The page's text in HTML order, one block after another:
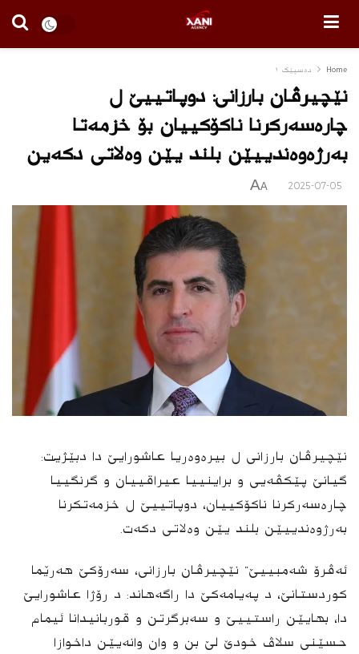
Home دەسپێک ١
نێچیرڤان بارزانى: دوپاتییێ ل
چارەسەرکرنا ناکۆکییان بۆ خزمەتا
بەرژەوەندییێن بلند یێن وەلاتی دکەین
2025-07-05
A
A
نێچیرڤان بارزانی ل بیرەوەریا عاشورایێ دا دبێژیت:
گیانێ پێکڤەیی و براینییا عیراقییان و گرنگییا
چارەسەرکرنا ناکۆکییان، دوپاتییێ ل خزمەتکرنا
بەرژوەندییێن بلند یێن وەلاتی دکەت.
ئەڤرۆ شەمبییێ” نێچیرڤان بارزانی، سەرۆکێ هەرێما
کوردستانێ، د پەیامەکێ دا راگەهاند: د رۆژا عاشورایێ
دا، بهایێن راستییێ و سەبرگرتن و قوربانیدانا ئیمام
حسێنی سلاڤ خودێ لێ بن و وان وانەیێن داخوازا